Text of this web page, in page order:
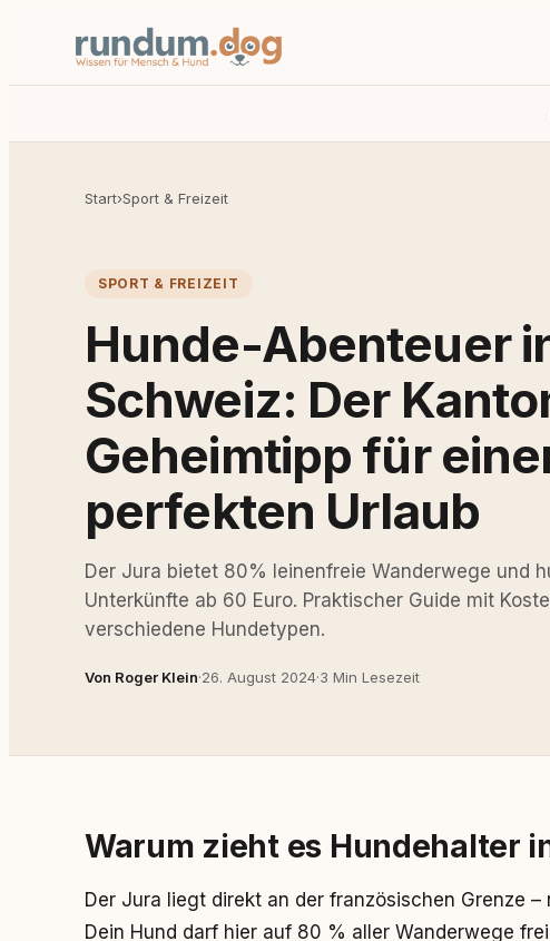
Start›Sport & Freizeit
SPORT & FREIZEIT
Hunde-Abenteuer
Schweiz: Der
Geheimtipp für
perfekten Urlaub
Der Jura bietet 80% leinenfreie Wanderwege und
Unterkünfte ab 60 Euro. Praktischer Guide mit
verschiedene Hundetypen.
Von Roger Klein·26. August 2024·3 Min Lesezeit
Warum zieht es Hundehalter
Der Jura liegt direkt an der französischen Grenze –
Dein Hund darf hier auf 80 % aller Wanderwege